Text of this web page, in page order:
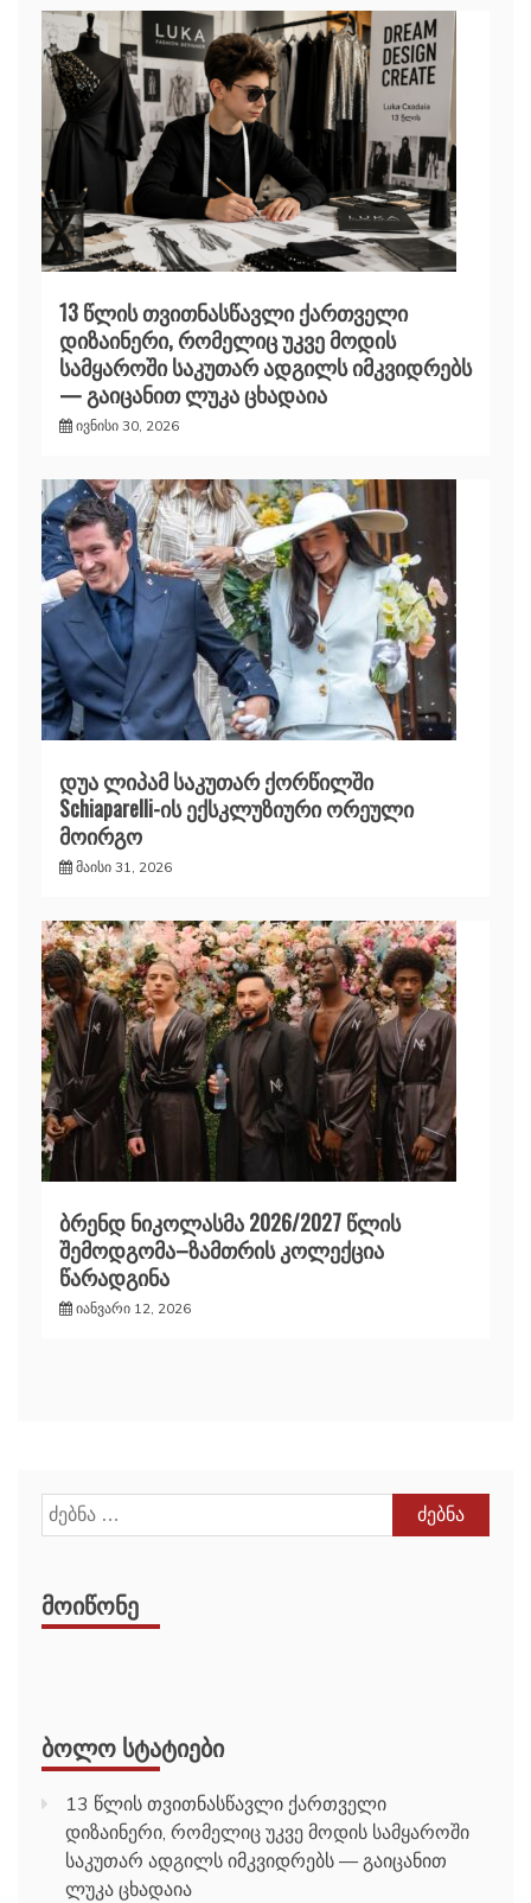
13 წლის თვითნასწავლი ქართველი
დიზაინერი, რომელიც უკვე მოდის
სამყაროში საკუთარ ადგილს იმკვიდრებს
— გაიცანით ლუკა ცხადაია
ივნისი 30, 2026
დუა ლიპამ საკუთარ ქორწილში
Schiaparelli-ის ექსკლუზიური ორეული
მოირგო
მაისი 31, 2026
ბრენდ ნიკოლასმა 2026/2027 წლის
შემოდგომა–ზამთრის კოლექცია
წარადგინა
იანვარი 12, 2026
ძებნა:
ᲛᲝᲘᲬᲝᲜᲔ
ᲑᲝᲚᲝ ᲡᲢᲐᲢᲘᲔᲑᲘ
13 წლის თვითნასწავლი ქართველი
დიზაინერი, რომელიც უკვე მოდის სამყაროში
საკუთარ ადგილს იმკვიდრებს — გაიცანით
ლუკა ცხადაია